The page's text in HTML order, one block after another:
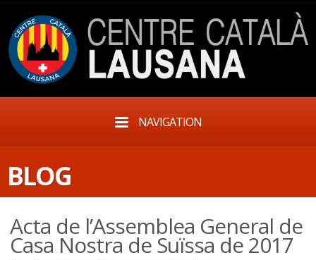
NAVIGATION
BLOG
Acta de l’Assemblea General de
Casa Nostra de Suïssa de 2017